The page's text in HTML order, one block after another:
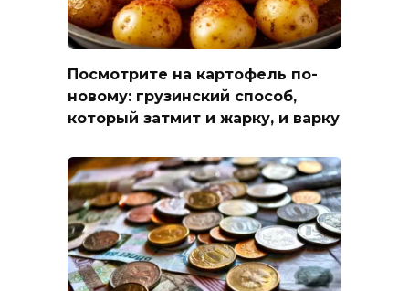
Посмотрите на картофель по-
новому: грузинский способ,
который затмит и жарку, и варку